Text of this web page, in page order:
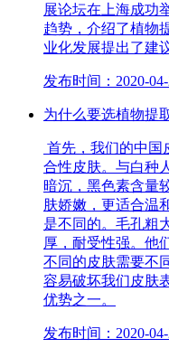
展论坛在上海成功
趋势，介绍了植物
业化发展提出了建
发布时间：2020-
为什么要选植物提
首先，我们的中国
合性皮肤。与白种
暗沉，黑色素含量
肤娇嫩，更适合温
是不同的。毛孔粗
厚，耐受性强。他
不同的皮肤需要不
容易破坏我们皮肤
优势之一。
发布时间：2020-